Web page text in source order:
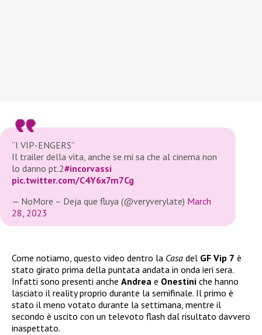
“I VIP-ENGERS”
Il trailer della vita, anche se mi sa che al cinema non
lo danno pt.2#incorvassi
pic.twitter.com/C4Y6x7m7Cg
— NoMore – Deja que fluya (@veryverylate) March
28, 2023
Come notiamo, questo video dentro la Casa del GF Vip 7 è
stato girato prima della puntata andata in onda ieri sera.
Infatti sono presenti anche Andrea e Onestini che hanno
lasciato il reality proprio durante la semifinale. Il primo è
stato il meno votato durante la settimana, mentre il
secondo è uscito con un televoto flash dal risultato davvero
inaspettato.